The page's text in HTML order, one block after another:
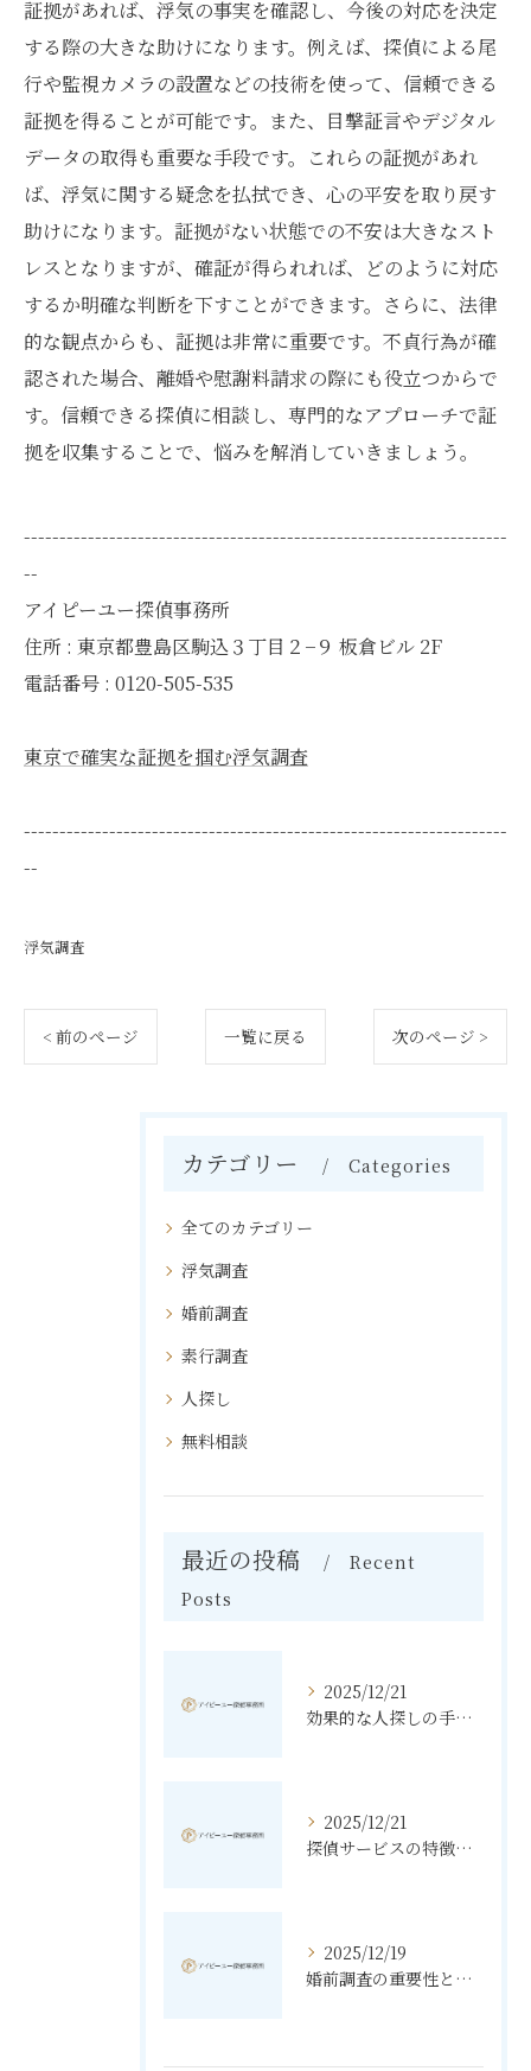
証拠があれば、浮気の事実を確認し、今後の対応を決定
する際の大きな助けになります。例えば、探偵による尾
行や監視カメラの設置などの技術を使って、信頼できる
証拠を得ることが可能です。また、目撃証言やデジタル
データの取得も重要な手段です。これらの証拠があれ
ば、浮気に関する疑念を払拭でき、心の平安を取り戻す
助けになります。証拠がない状態での不安は大きなスト
レスとなりますが、確証が得られれば、どのように対応
するか明確な判断を下すことができます。さらに、法律
的な観点からも、証拠は非常に重要です。不貞行為が確
認された場合、離婚や慰謝料請求の際にも役立つからで
す。信頼できる探偵に相談し、専門的なアプローチで証
拠を収集することで、悩みを解消していきましょう。
--------------------------------------------------------------------
--
アイピーユー探偵事務所
住所 : 東京都豊島区駒込３丁目２−９ 板倉ビル 2F
電話番号 : 0120-505-535
東京で確実な証拠を掴む浮気調査
--------------------------------------------------------------------
--
浮気調査
< 前のページ 一覧に戻る 次のページ >
カテゴリー Categories
全てのカテゴリー
浮気調査
婚前調査
素行調査
人探し
無料相談
最近の投稿
Recent
Posts
2025/12/21
効果的な人探しの手法とその秘訣
2025/12/21
探偵サービスの特徴と無料相談の利点
2025/12/19
婚前調査の重要性と進め方